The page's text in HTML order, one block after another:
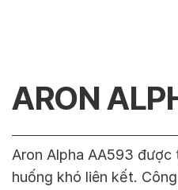
ARON
Aron Alpha AA593
huống khó liên kết.